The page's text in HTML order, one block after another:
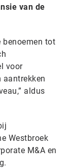
van de
benoemen tot
voor
aldus
Westbroek
M&A en